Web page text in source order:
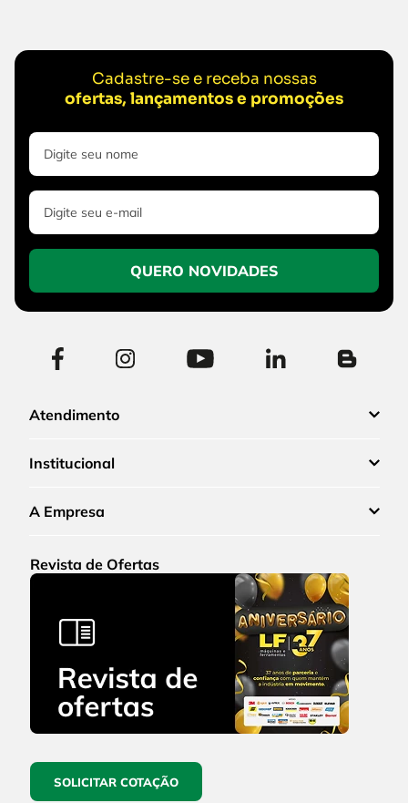
Cadastre-se e receba nossas
ofertas, lançamentos e promoções
QUERO NOVIDADES
Atendimento
Institucional
A Empresa
Revista de Ofertas
SOLICITAR COTAÇÃO